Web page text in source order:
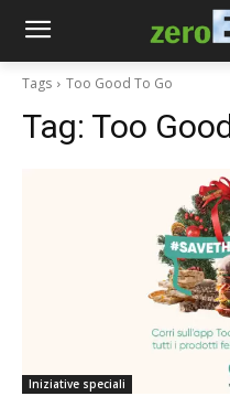
Tags Too Good To Go
Tag: Too
Iniziative speciali